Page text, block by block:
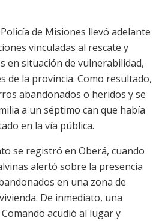
de Misiones llevó adelante
vinculadas al rescate y
en situación de vulnerabilidad,
de la provincia. Como resultado,
abandonados o heridos y se
a un séptimo can que había
en la vía pública.
se registró en Oberá, cuando
alertó sobre la presencia
en una zona de
De inmediato, una
acudió al lugar y